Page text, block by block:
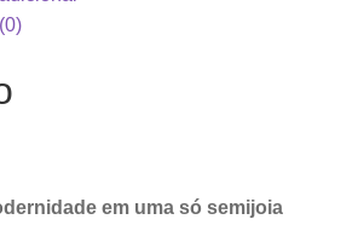
em uma só semijoia